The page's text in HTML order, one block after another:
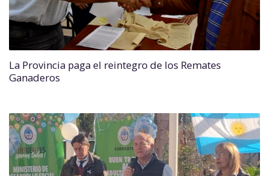
La Provincia paga el reintegro de los Remates
Ganaderos